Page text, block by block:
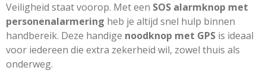
Veiligheid staat voorop. Met een SOS alarmknop met
personenalarmering heb je altijd snel hulp binnen
handbereik. Deze handige noodknop met GPS is ideaal
voor iedereen die extra zekerheid wil, zowel thuis als
onderweg.